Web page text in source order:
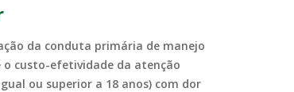
da conduta primária de manejo
o custo-efetividade da atenção
ou superior a 18 anos) com dor